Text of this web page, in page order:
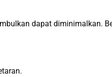
dapat diminimalkan.